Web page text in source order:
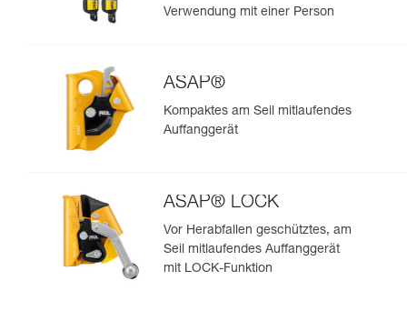
Verwendung mit einer Person
ASAP®
Kompaktes am Seil mitlaufendes
Auffanggerät
ASAP® LOCK
Vor Herabfallen geschütztes, am
Seil mitlaufendes Auffanggerät
mit LOCK-Funktion